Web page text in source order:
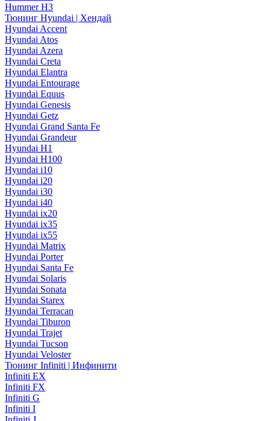
Hummer H3
Тюнинг Hyundai | Хендай
Hyundai Accent
Hyundai Atos
Hyundai Azera
Hyundai Creta
Hyundai Elantra
Hyundai Entourage
Hyundai Equus
Hyundai Genesis
Hyundai Getz
Hyundai Grand Santa Fe
Hyundai Grandeur
Hyundai H1
Hyundai H100
Hyundai i10
Hyundai i20
Hyundai i30
Hyundai i40
Hyundai ix20
Hyundai ix35
Hyundai ix55
Hyundai Matrix
Hyundai Porter
Hyundai Santa Fe
Hyundai Solaris
Hyundai Sonata
Hyundai Starex
Hyundai Terracan
Hyundai Tiburon
Hyundai Trajet
Hyundai Tucson
Hyundai Veloster
Тюнинг Infiniti | Инфинити
Infiniti EX
Infiniti FX
Infiniti G
Infiniti I